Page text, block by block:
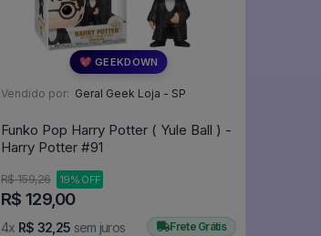
💖 GEEKDOWN
Vendido por: Geral Geek Loja - SP
Funko Pop Harry Potter ( Yule Ball ) -
Harry Potter #91
R$ 159,26 19% OFF
R$ 129,00
4x R$ 32,25 sem juros Frete Grátis